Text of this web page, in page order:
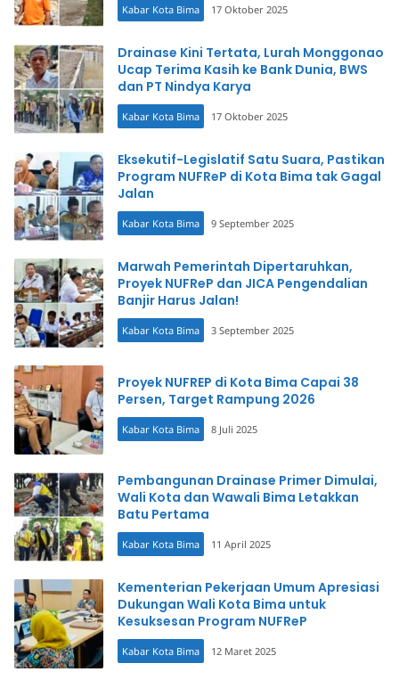
Kabar Kota Bima 17 Oktober 2025
Drainase Kini Tertata, Lurah Monggonao
Ucap Terima Kasih ke Bank Dunia, BWS
dan PT Nindya Karya
Kabar Kota Bima 17 Oktober 2025
Eksekutif-Legislatif Satu Suara, Pastikan
Program NUFReP di Kota Bima tak Gagal
Jalan
Kabar Kota Bima 9 September 2025
Marwah Pemerintah Dipertaruhkan,
Proyek NUFReP dan JICA Pengendalian
Banjir Harus Jalan!
Kabar Kota Bima 3 September 2025
Proyek NUFREP di Kota Bima Capai 38
Persen, Target Rampung 2026
Kabar Kota Bima 8 Juli 2025
Pembangunan Drainase Primer Dimulai,
Wali Kota dan Wawali Bima Letakkan
Batu Pertama
Kabar Kota Bima 11 April 2025
Kementerian Pekerjaan Umum Apresiasi
Dukungan Wali Kota Bima untuk
Kesuksesan Program NUFReP
Kabar Kota Bima 12 Maret 2025